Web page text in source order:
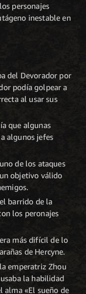
personajes
inestable en
del Devorador por
podía golpear a
al usar sus
que algunas
algunos jefes
de los ataques
objetivo válido
barrido de la
los peronajes
más difícil de lo
de Hercyne.
emperatriz Zhou
la habilidad
alma «El sueño de